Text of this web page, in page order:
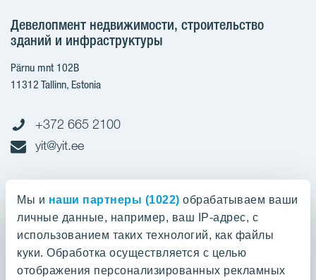
Мы и наши партнеры (1022) обрабатываем ваши
личные данные, например, ваш IP-адрес, с
использованием таких технологий, как файлы
куки. Обработка осуществляется с целью
отображения персонализированных рекламных
Девелопмент недвижимости, строительство
зданий и инфраструктуры
Pärnu mnt 102B
11312 Tallinn, Estonia
+372 665 2100
yit@yit.ee
Cчет-фактура
Регистрационный номер: 10093801
pdfinvoices.yit.eesti@bscs.basware.com